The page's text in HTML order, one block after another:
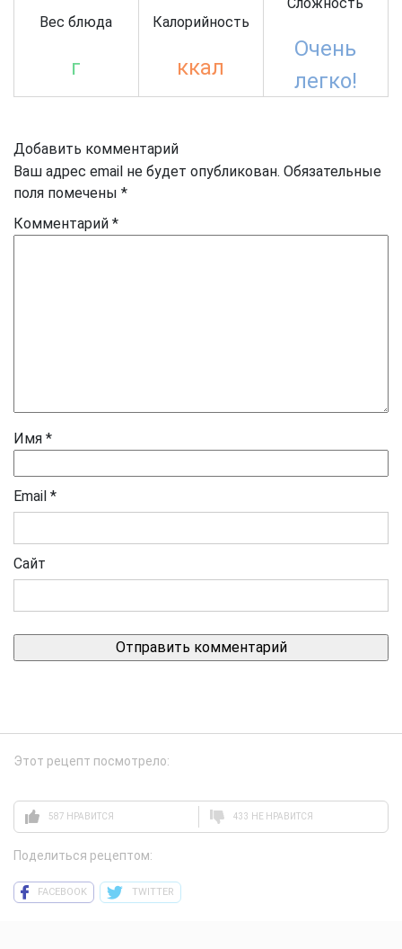
Вес блюда
г
Калорийность
ккал
Очень
легко!
Добавить комментарий
Ваш адрес email не будет опубликован. Обязательные
поля помечены *
Комментарий *
Имя *
Email *
Сайт
Этот рецепт посмотрело:
587 НРАВИТСЯ 433 НЕ НРАВИТСЯ
Поделиться рецептом:
FACEBOOK TWITTER